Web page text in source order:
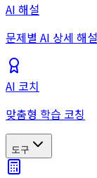
AI 해설
문제별 AI 상세 해설
AI 코치
맞춤형 학습 코칭
도구